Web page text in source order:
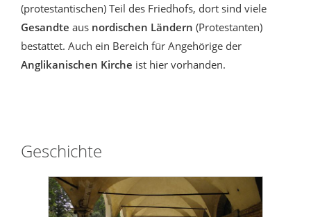
(protestantischen) Teil des Friedhofs, dort sind viele
Gesandte aus nordischen Ländern (Protestanten)
bestattet. Auch ein Bereich für Angehörige der
Anglikanischen Kirche ist hier vorhanden.
Geschichte